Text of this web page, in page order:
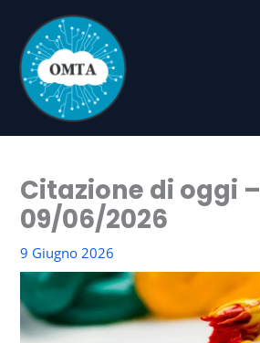
contenuto
Citazione di oggi –
09/06/2026
9 Giugno 2026